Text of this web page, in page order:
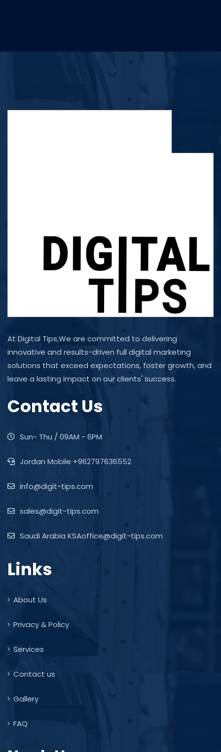
At Digital Tips,We are committed to delivering
innovative and results-driven full digital marketing
solutions that exceed expectations, foster growth, and
leave a lasting impact on our clients' success.
Contact Us
Sun- Thu / 09AM - 6PM
Jordan Mobile +962797636552
info@digit-tips.com
sales@digit-tips.com
Saudi Arabia KSAoffice@digit-tips.com
Links
About Us
Privacy & Policy
Services
Contact us
Gallery
FAQ